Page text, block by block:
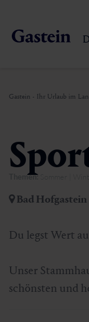
Gastein - Ihr Urlaub im
Themen:
Bad Hofgastein
Du legst Wert
Unser
schönsten und